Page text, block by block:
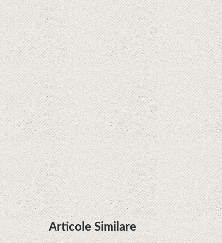
Dota Anime venind la Netflix în această lună de
la Legenda Korra Studio Mir
Curtea Supremă reglementează în favoarea
Google în Oracle Java Fight
Zvon: aplicațiile Google nu se mai pot instala pe
terminalele Huawei cu procesoare Kirin
Huawei P50 primeşte o posibilă dată de lansare
şi e mai curând decât credeam; Are cameră
telephoto cu zoom optic variabil
Articole Similare